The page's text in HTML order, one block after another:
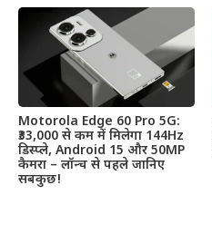
Motorola Edge 60 Pro 5G:
₹33,000 से कम में मिलेगा 144Hz
डिस्प्ले, Android 15 और 50MP
कैमरा – लॉन्च से पहले जानिए
सबकुछ!